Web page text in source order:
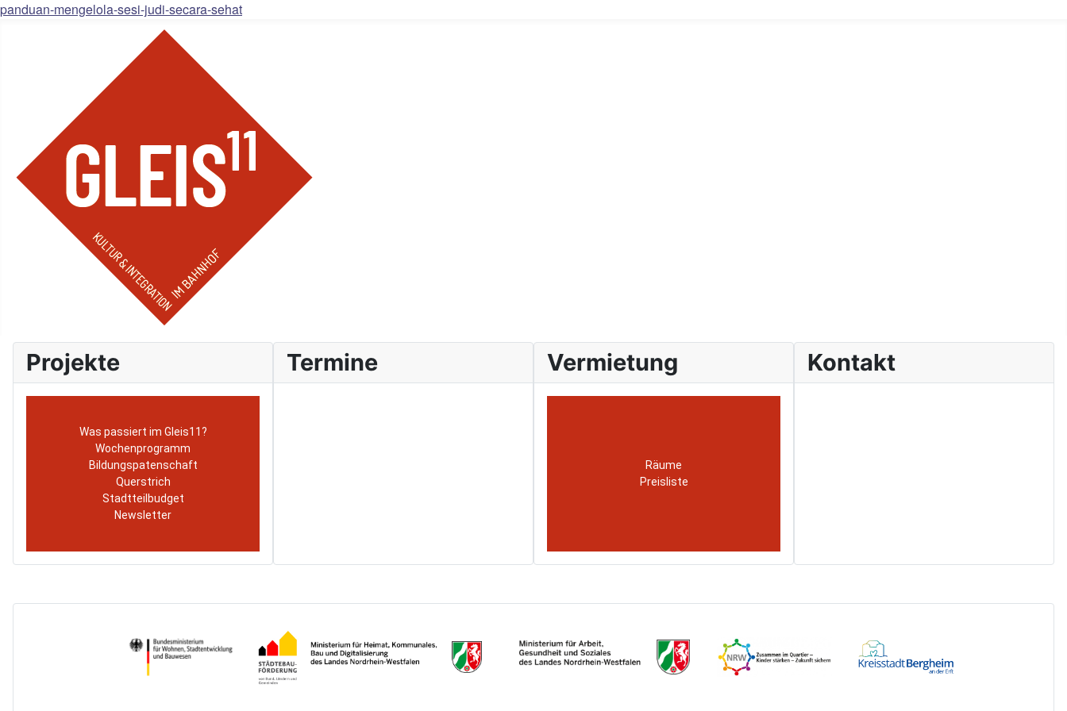
panduan-mengelola-sesi-judi-secara-sehat
Projekte
Was passiert im Gleis11?
Wochenprogramm
Bildungspatenschaft
Querstrich
Stadtteilbudget
Newsletter
Termine Vermietung
Räume
Preisliste
Kontakt